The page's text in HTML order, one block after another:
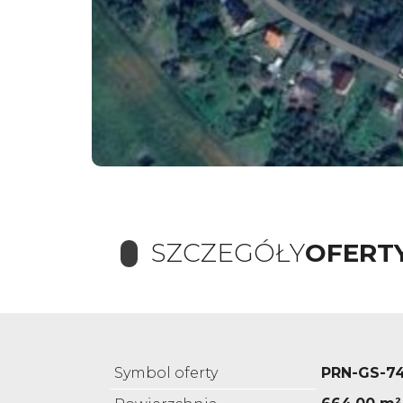
SZCZEGÓŁY
Symbol oferty
PRN-GS-